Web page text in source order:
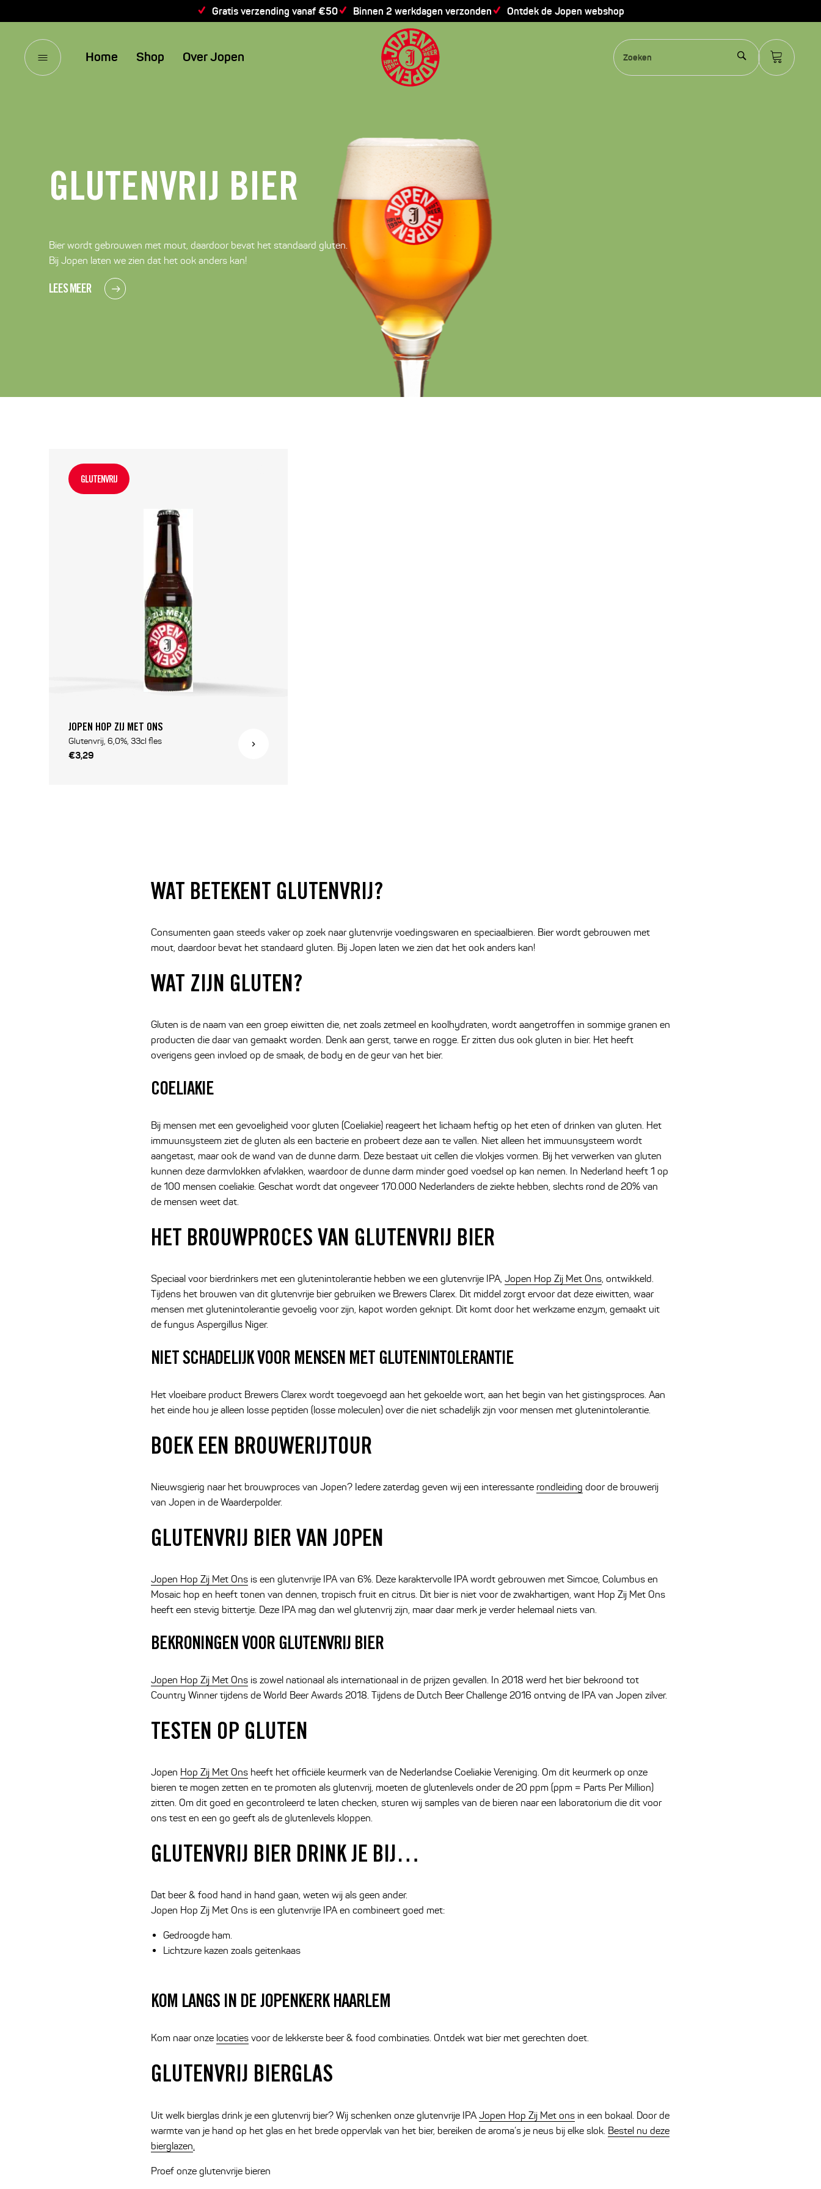
Gratis verzending vanaf €50 Binnen 2 werkdagen verzonden Ontdek de Jopen webshop
Home Shop Over Jopen
GLUTENVRIJ BIER
Bier wordt gebrouwen met mout, daardoor bevat het standaard gluten.
Bij Jopen laten we zien dat het ook anders kan!
LEES MEER
GLUTENVRIJ
JOPEN HOP ZIJ MET ONS
Glutenvrij, 6,0%, 33cl fles
€3,29
WAT BETEKENT GLUTENVRIJ?
Consumenten gaan steeds vaker op zoek naar glutenvrije voedingswaren en speciaalbieren. Bier wordt gebrouwen met
mout, daardoor bevat het standaard gluten. Bij Jopen laten we zien dat het ook anders kan!
WAT ZIJN GLUTEN?
Gluten is de naam van een groep eiwitten die, net zoals zetmeel en koolhydraten, wordt aangetroffen in sommige granen en
producten die daar van gemaakt worden. Denk aan gerst, tarwe en rogge. Er zitten dus ook gluten in bier. Het heeft
overigens geen invloed op de smaak, de body en de geur van het bier.
COELIAKIE
Bij mensen met een gevoeligheid voor gluten (Coeliakie) reageert het lichaam heftig op het eten of drinken van gluten. Het
immuunsysteem ziet de gluten als een bacterie en probeert deze aan te vallen. Niet alleen het immuunsysteem wordt
aangetast, maar ook de wand van de dunne darm. Deze bestaat uit cellen die vlokjes vormen. Bij het verwerken van gluten
kunnen deze darmvlokken afvlakken, waardoor de dunne darm minder goed voedsel op kan nemen. In Nederland heeft 1 op
de 100 mensen coeliakie. Geschat wordt dat ongeveer 170.000 Nederlanders de ziekte hebben, slechts rond de 20% van
de mensen weet dat.
HET BROUWPROCES VAN GLUTENVRIJ BIER
Speciaal voor bierdrinkers met een glutenintolerantie hebben we een glutenvrije IPA, Jopen Hop Zij Met Ons, ontwikkeld.
Tijdens het brouwen van dit glutenvrije bier gebruiken we Brewers Clarex. Dit middel zorgt ervoor dat deze eiwitten, waar
mensen met glutenintolerantie gevoelig voor zijn, kapot worden geknipt. Dit komt door het werkzame enzym, gemaakt uit
de fungus Aspergillus Niger.
NIET SCHADELIJK VOOR MENSEN MET GLUTENINTOLERANTIE
Het vloeibare product Brewers Clarex wordt toegevoegd aan het gekoelde wort, aan het begin van het gistingsproces. Aan
het einde hou je alleen losse peptiden (losse moleculen) over die niet schadelijk zijn voor mensen met glutenintolerantie.
BOEK EEN BROUWERIJTOUR
Nieuwsgierig naar het brouwproces van Jopen? Iedere zaterdag geven wij een interessante rondleiding door de brouwerij
van Jopen in de Waarderpolder.
GLUTENVRIJ BIER VAN JOPEN
Jopen Hop Zij Met Ons is een glutenvrije IPA van 6%. Deze karaktervolle IPA wordt gebrouwen met Simcoe, Columbus en
Mosaic hop en heeft tonen van dennen, tropisch fruit en citrus. Dit bier is niet voor de zwakhartigen, want Hop Zij Met Ons
heeft een stevig bittertje. Deze IPA mag dan wel glutenvrij zijn, maar daar merk je verder helemaal niets van.
BEKRONINGEN VOOR GLUTENVRIJ BIER
Jopen Hop Zij Met Ons is zowel nationaal als internationaal in de prijzen gevallen. In 2018 werd het bier bekroond tot
Country Winner tijdens de World Beer Awards 2018. Tijdens de Dutch Beer Challenge 2016 ontving de IPA van Jopen zilver.
TESTEN OP GLUTEN
Jopen Hop Zij Met Ons heeft het officiële keurmerk van de Nederlandse Coeliakie Vereniging. Om dit keurmerk op onze
bieren te mogen zetten en te promoten als glutenvrij, moeten de glutenlevels onder de 20 ppm (ppm = Parts Per Million)
zitten. Om dit goed en gecontroleerd te laten checken, sturen wij samples van de bieren naar een laboratorium die dit voor
ons test en een go geeft als de glutenlevels kloppen.
GLUTENVRIJ BIER DRINK JE BIJ…
Dat beer & food hand in hand gaan, weten wij als geen ander.
Jopen Hop Zij Met Ons is een glutenvrije IPA en combineert goed met:
Gedroogde ham.
Lichtzure kazen zoals geitenkaas
KOM LANGS IN DE JOPENKERK HAARLEM
Kom naar onze locaties voor de lekkerste beer & food combinaties. Ontdek wat bier met gerechten doet.
GLUTENVRIJ BIERGLAS
Uit welk bierglas drink je een glutenvrij bier? Wij schenken onze glutenvrije IPA Jopen Hop Zij Met ons in een bokaal. Door de
warmte van je hand op het glas en het brede oppervlak van het bier, bereiken de aroma’s je neus bij elke slok. Bestel nu deze
bierglazen
Proef onze glutenvrije bieren